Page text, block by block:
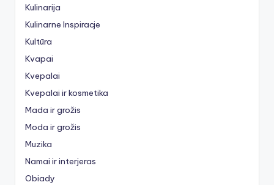
Kulinarija
Kulinarne Inspiracje
Kultūra
Kvapai
Kvepalai
Kvepalai ir kosmetika
Mada ir grožis
Moda ir grožis
Muzika
Namai ir interjeras
Obiady